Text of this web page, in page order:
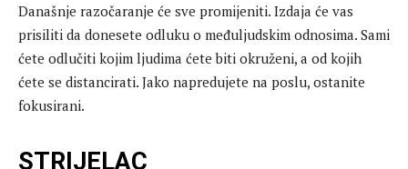
Današnje razočaranje će sve promijeniti. Izdaja će vas
prisiliti da donesete odluku o međuljudskim odnosima. Sami
ćete odlučiti kojim ljudima ćete biti okruženi, a od kojih
ćete se distancirati. Jako napredujete na poslu, ostanite
fokusirani.
STRIJELAC